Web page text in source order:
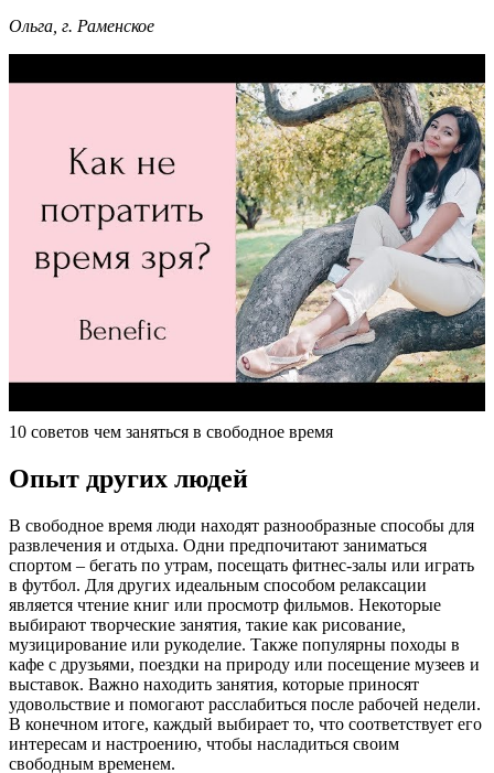
Ольга, г. Раменское
10 советов чем заняться в свободное время
Опыт других людей
В свободное время люди находят разнообразные способы для
развлечения и отдыха. Одни предпочитают заниматься
спортом – бегать по утрам, посещать фитнес-залы или играть
в футбол. Для других идеальным способом релаксации
является чтение книг или просмотр фильмов. Некоторые
выбирают творческие занятия, такие как рисование,
музицирование или рукоделие. Также популярны походы в
кафе с друзьями, поездки на природу или посещение музеев и
выставок. Важно находить занятия, которые приносят
удовольствие и помогают расслабиться после рабочей недели.
В конечном итоге, каждый выбирает то, что соответствует его
интересам и настроению, чтобы насладиться своим
свободным временем.